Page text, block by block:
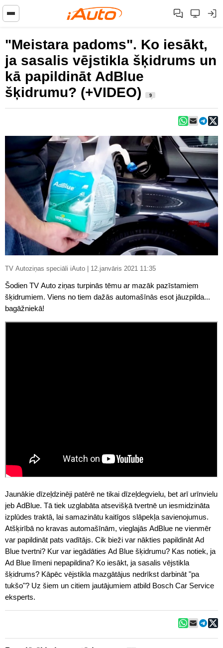
"Meistara padoms". Ko iesākt,
ja sasalis vējstikla šķidrums un
kā papildināt AdBlue
šķidrumu? (+VIDEO)
9
TV Autoziņas speciāli iAuto | 12.janvāris 2021 11:35
Šodien TV Auto ziņas turpinās tēmu ar mazāk pazīstamiem
šķidrumiem. Viens no tiem dažās automašīnās esot jāuzpilda...
bagāžniekā!
Jaunākie dīzeļdzinēji patērē ne tikai dīzeļdegvielu, bet arī urīnvielu
jeb AdBlue. Tā tiek uzglabāta atsevišķā tvertnē un iesmidzināta
izplūdes traktā, lai samazinātu kaitīgos slāpekļa savienojumus.
Atšķirībā no kravas automašīnām, vieglajās AdBlue ne vienmēr
var papildināt pats vadītājs. Cik bieži var nākties papildināt Ad
Blue tvertni? Kur var iegādāties Ad Blue šķidrumu? Kas notiek, ja
Ad Blue līmeni nepapildina? Ko iesākt, ja sasalis vējstikla
šķidrums? Kāpēc vējstikla mazgātājus nedrīkst darbināt "pa
tukšo"? Uz šiem un citiem jautājumiem atbild Bosch Car Service
eksperts.